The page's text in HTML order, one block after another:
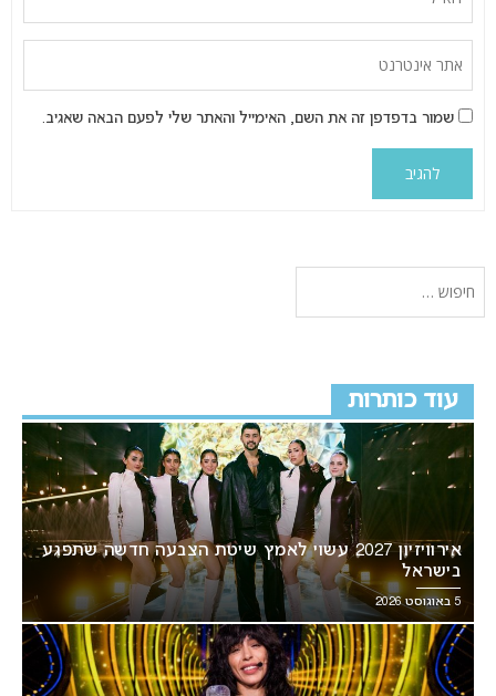
שמור בדפדפן זה את השם, האימייל והאתר שלי לפעם הבאה שאגיב.
עוד כותרות
אירוויזיון 2027 עשוי לאמץ שיטת הצבעה חדשה שתפגע
בישראל
5 באוגוסט 2026